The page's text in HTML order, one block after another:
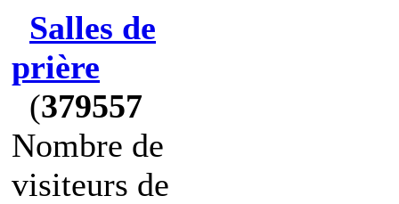
Salles de
prière
(379557
Nombre de
visiteurs de